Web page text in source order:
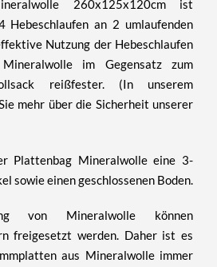
260x125x120cm ist
Hebeschlaufenan 2 umlaufenden
Nutzung der Hebeschlaufen
im Gegensatz zum
reißfester. (In unserem
mehr über die Sicherheit unserer
Plattenbag Mineralwolleeine 3-
sowie einen geschlossenen Boden.
von Mineralwolle können
freigesetzt werden. Daher ist es
aus Mineralwolle immer